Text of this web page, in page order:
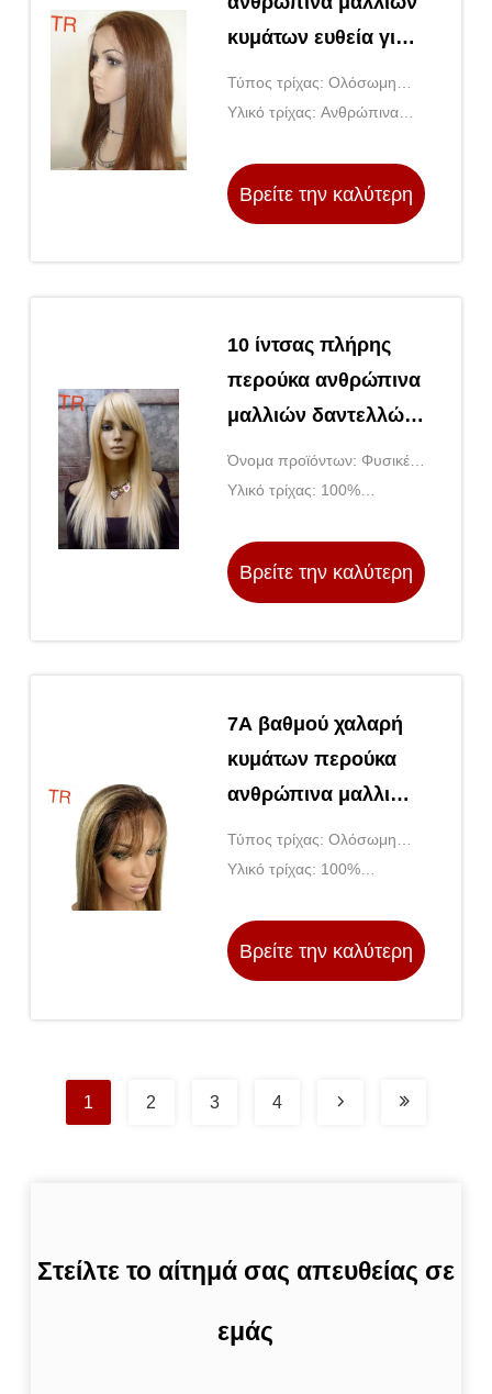
κυμάτων ευθεία για
τις μαύρες γυναίκες
Τύπος τρίχας: Ολόσωμη
περούκα δαντέλας
Υλικό τρίχας: Ανθρώπινα
Βρείτε την καλύτερη
10 ίντσας πλήρης
περούκα ανθρώπινα
μαλλιών δαντελλών
ευθεία με την τρίχα
γυναικείων μωρών
Όνομα προϊόντων: Φυσικές
περούκες ανθρώπινα
Υλικό τρίχας: 100%
μαλλιά της Virgin
Βρείτε την καλύτερη
7A βαθμού χαλαρή
κυμάτων περούκα
ανθρώπινα μαλλιών
Glueless ευθεία για
τις μαύρες γυναίκες
Τύπος τρίχας: Ολόσωμη
περούκα δαντέλας
Υλικό τρίχας: 100%
Βρείτε την καλύτερη
1 2 3 4
Στείλτε το αίτημά σας απευθείας σε
εμάς